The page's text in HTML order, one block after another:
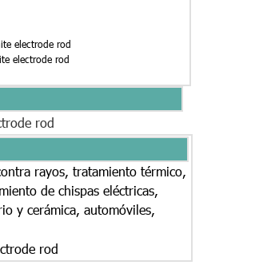
rayos, tratamiento térmico,
de chispas eléctricas,
y cerámica, automóviles,